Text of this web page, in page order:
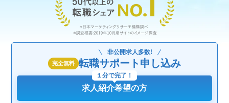
完全無料
非公開求人多数!
転職サポート申し込み
求人紹介希望の方
１分で完了！